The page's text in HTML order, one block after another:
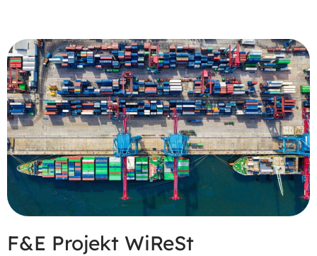
F&E Projekt WiReSt